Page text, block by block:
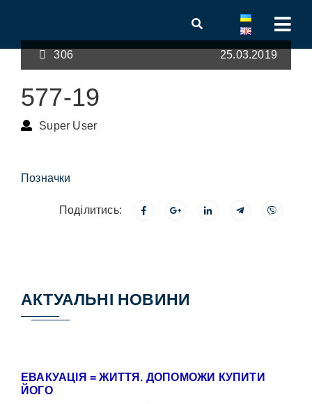
306 25.03.2019
577-19
Super User
Позначки
Поділитись:
АКТУАЛЬНІ НОВИНИ
ЕВАКУАЦІЯ = ЖИТТЯ. ДОПОМОЖИ КУПИТИ
ЙОГО